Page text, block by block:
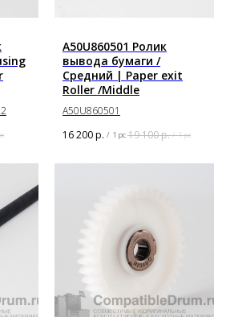
A50U860501 Ролик
вывода бумаги /
Средний | Paper exit
Roller /Middle
A50U860501
16 200р. / 1 pc 19 100р. / 1 pc